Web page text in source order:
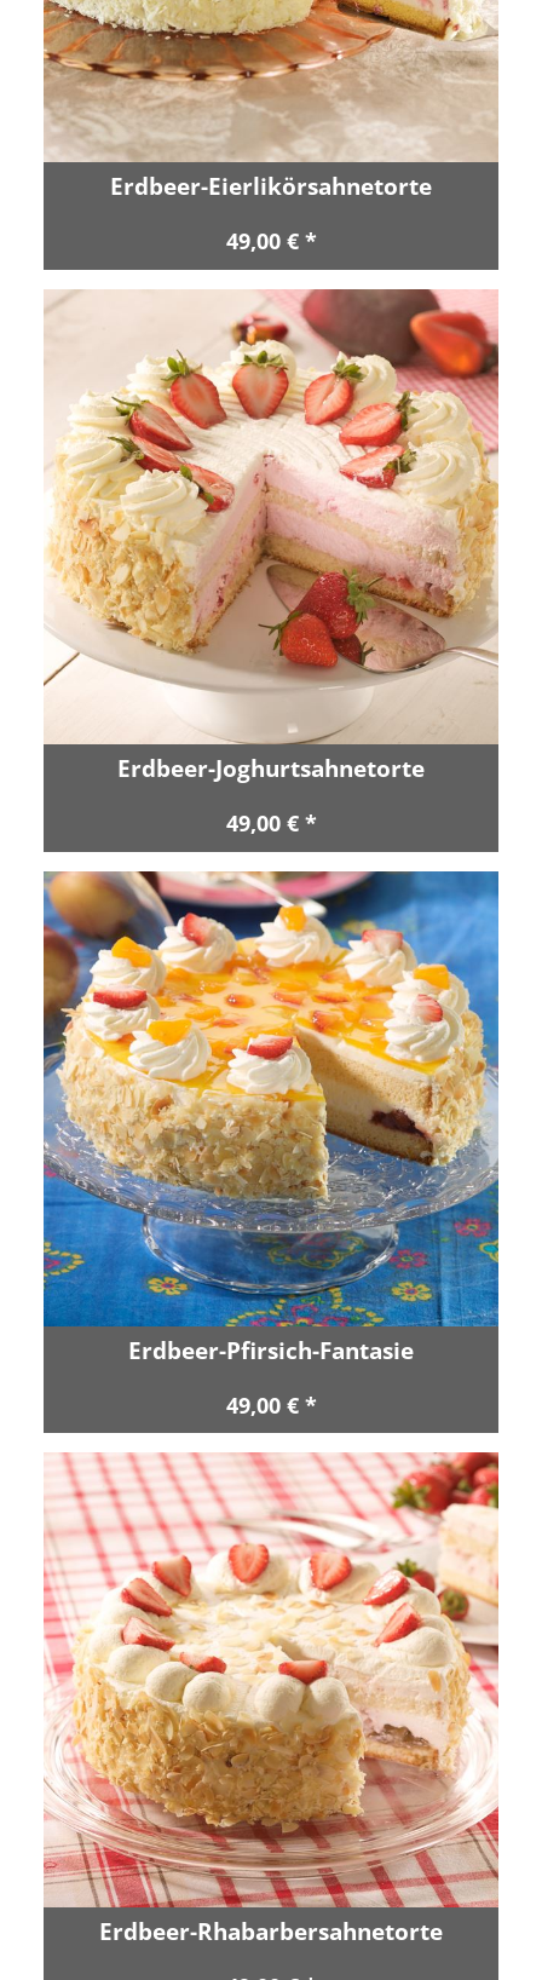
Erdbeer-Eierlikörsahnetorte
49,00 € *
Erdbeer-Joghurtsahnetorte
49,00 € *
Erdbeer-Pfirsich-Fantasie
49,00 € *
Erdbeer-Rhabarbersahnetorte